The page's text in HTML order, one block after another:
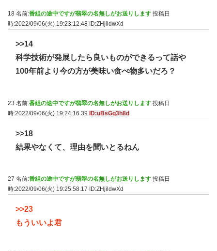
18 名前:番組の途中ですが翡翠の名無しがお送りします 投稿日
時:2022/09/06(火) 19:23:12.48 ID:ZHjildwXd
>>14
科学技術が発展したら良いものができるって話や
100年前より今の方が美味い食べ物多いだろ？
23 名前:番組の途中ですが翡翠の名無しがお送りします 投稿日
時:2022/09/06(火) 19:24:16.39 ID:uBsGq3h8d
>>18
結果やなくて、理由を聞いとるねん
27 名前:番組の途中ですが翡翠の名無しがお送りします 投稿日
時:2022/09/06(火) 19:25:58.17
ID:ZHjildwXd
>>23
もういいよ君